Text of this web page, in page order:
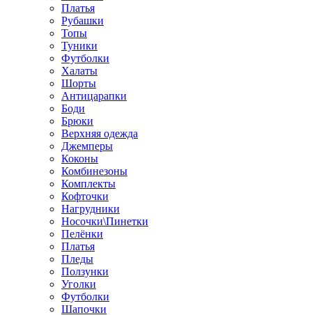
Платья
Рубашки
Топы
Туники
Футболки
Халаты
Шорты
Антицарапки
Боди
Брюки
Верхняя одежда
Джемперы
Коконы
Комбинезоны
Комплекты
Кофточки
Нагрудники
Носочки\Пинетки
Пелёнки
Платья
Пледы
Ползунки
Уголки
Футболки
Шапочки